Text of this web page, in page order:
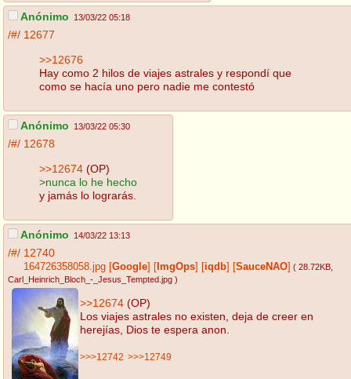
Anónimo 13/03/22 05:18
/#/ 12677
>>12676
Hay como 2 hilos de viajes astrales y respondí que
como se hacía uno pero nadie me contestó
Anónimo 13/03/22 05:30
/#/ 12678
>>12674 (OP)
>nunca lo he hecho
y jamás lo lograrás.
Anónimo 14/03/22 13:13
/#/ 12740
164726358058.jpg Google ImgOps iqdb SauceNAO ( 28.72KB
Carl_Heinrich_Bloch_-_Jesus_Tempted.jpg )
>>12674 (OP)
Los viajes astrales no existen, deja de creer en
herejías, Dios te espera anon.
>>>12742 >>>12749